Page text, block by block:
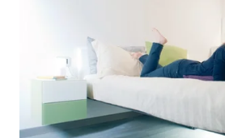
SEMARANG